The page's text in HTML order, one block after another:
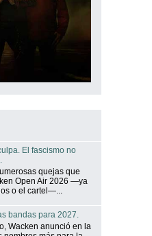
El fascismo no
quejas que
Open Air 2026 —ya
o el cartel—...
bandas para 2027.
Wacken anunció en la